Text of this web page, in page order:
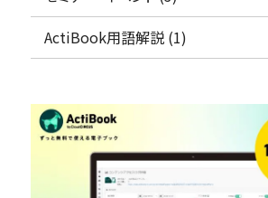
仕様・料金をチェック！
フリープラン
コラム・セミナー
ActiBook用語解説 (1)